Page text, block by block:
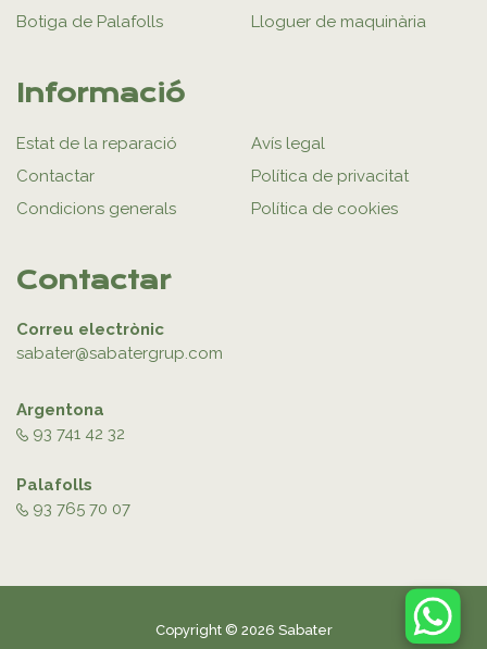
Botiga de Palafolls
Lloguer de maquinària
Informació
Estat de la reparació
Contactar
Condicions generals
Avís legal
Política de privacitat
Política de cookies
Contactar
Correu electrònic
sabater@sabatergrup.com
Argentona
93 741 42 32
Palafolls
93 765 70 07
Copyright © 2026 Sabater